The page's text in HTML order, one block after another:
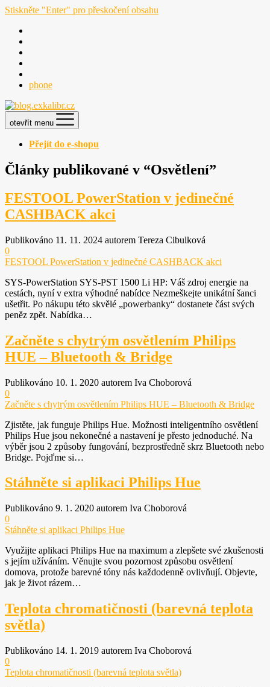
Stiskněte "Enter" pro přeskočení obsahu
phone
otevřít menu
Přejít do e-shopu
Články publikované v “Osvětlení”
FESTOOL PowerStation v jedinečné
CASHBACK akci
Publikováno 11. 11. 2024 autorem Tereza Cibulková
0
FESTOOL PowerStation v jedinečné CASHBACK akci
SYS-PowerStation SYS-PST 1500 Li HP: Váš zdroj energie na
cestách, nyní v extra výhodné nabídce Nezmeškejte unikátní šanci
ušetřit. Po nákupu této skvělé „powerbanky“ dostanete část svých
peněz zpět. Nabídka…
Začněte s chytrým osvětlením Philips
HUE – Bluetooth & Bridge
Publikováno 10. 1. 2020 autorem Iva Choborová
0
Začněte s chytrým osvětlením Philips HUE – Bluetooth & Bridge
Zjistěte, jak funguje Philips Hue. Možnosti inteligentního osvětlení
Philips Hue jsou nekonečné a nastavení je přesto jednoduché. Na
výběr jsou 2 způsoby fungování, bezprostředně skrz Bluetooth nebo
Bridge. Pojďme si…
Stáhněte si aplikaci Philips Hue
Publikováno 9. 1. 2020 autorem Iva Choborová
0
Stáhněte si aplikaci Philips Hue
Využijte aplikaci Philips Hue na maximum a zlepšete své zkušenosti
s jejím užíváním. Věnujte svou pozornost způsobu osvětlení
domova, protože barevné tóny nás každodenně ovlivňují. Objevte,
jak je život rázem…
Teplota chromatičnosti (barevná teplota
světla)
Publikováno 14. 1. 2019 autorem Iva Choborová
0
Teplota chromatičnosti (barevná teplota světla)